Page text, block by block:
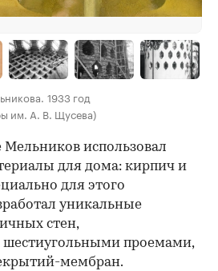
1933 год
им. А. В. Щусева)
Мельников использовал
для дома: кирпич и
для этого
уникальные
стен,
проемами,
мембран.